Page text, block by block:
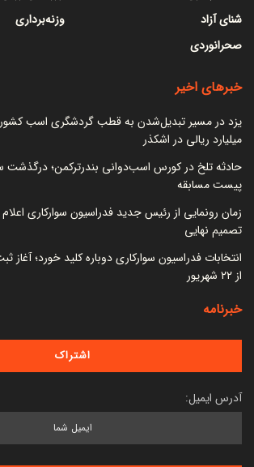
شنای آزاد
صحرانوردی
وزنه‌برداری
خبرهای اخیر
میلیارد ریالی در اشکذر
حادثه تلخ در کورس اسب‌دوانی بندرترکمن؛ درگذشت
پیست مسابقه
تصمیم نهایی
انتخابات فدراسیون سوارکاری دوباره کلید خورد؛ آغاز
از ۲۲ شهریور
خبرنامه
آدرس ایمیل: